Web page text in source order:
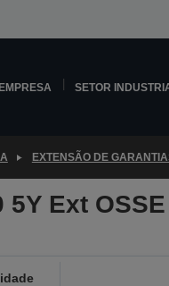
EMPRESA SETOR
EXTENSÃO DE
5Y Ext OSSE